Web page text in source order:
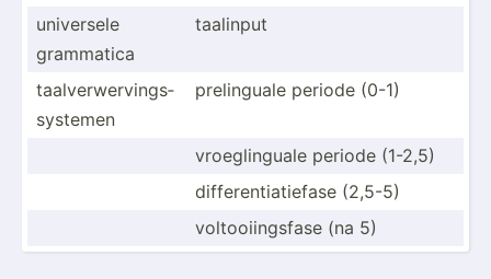
universele
grammatica
taalinput
taalve­rwe­rvi­ngs­
sys­temen
prelin­guale periode (0-1)
vroegl­inguale periode (1-2,5)
differ­ent­iat­iefase (2,5-5)
voltoo­iin­gsfase (na 5)